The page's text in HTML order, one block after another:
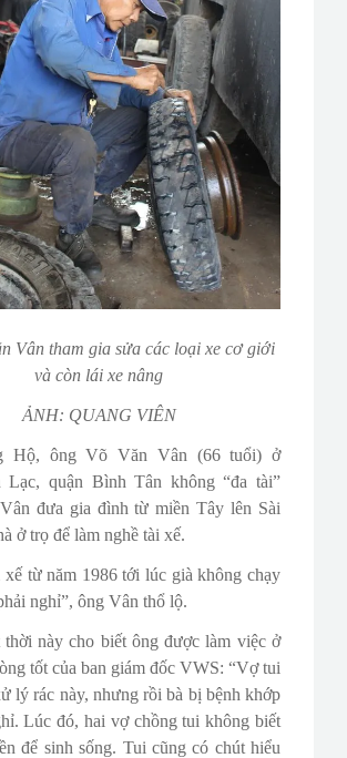
Vân tham gia sửa các loại xe cơ giới
và còn lái xe nâng
ẢNH: QUANG VIÊN
Hộ, ông Võ Văn Vân (66 tuổi) ở
Lạc, quận Bình Tân không “đa tài”
đưa gia đình từ miền Tây lên Sài
ở trọ để làm nghề tài xế.
xế từ năm 1986 tới lúc già không chạy
nghỉ”, ông Vân thổ lộ.
thời này cho biết ông được làm việc ở
tốt của ban giám đốc VWS: “Vợ tui
lý rác này, nhưng rồi bà bị bệnh khớp
Lúc đó, hai vợ chồng tui không biết
để sinh sống. Tui cũng có chút hiểu